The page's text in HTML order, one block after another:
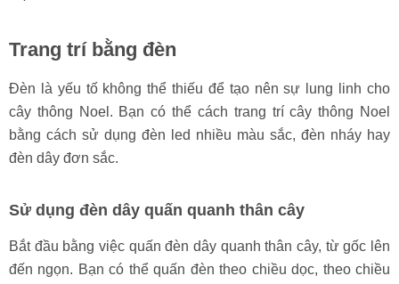
Trang trí bằng đèn
Đèn là yếu tố không thể thiếu để tạo nên sự lung linh cho
cây thông Noel. Bạn có thể cách trang trí cây thông Noel
bằng cách sử dụng đèn led nhiều màu sắc, đèn nháy hay
đèn dây đơn sắc.
Sử dụng đèn dây quấn quanh thân cây
Bắt đầu bằng việc quấn đèn dây quanh thân cây, từ gốc lên
đến ngọn. Bạn có thể quấn đèn theo chiều dọc, theo chiều